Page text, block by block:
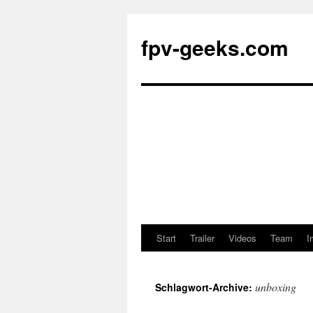
fpv-geeks.com
Springe
Inhalt
Start Trailer Videos Team
Schlagwort-Archive: unboxing